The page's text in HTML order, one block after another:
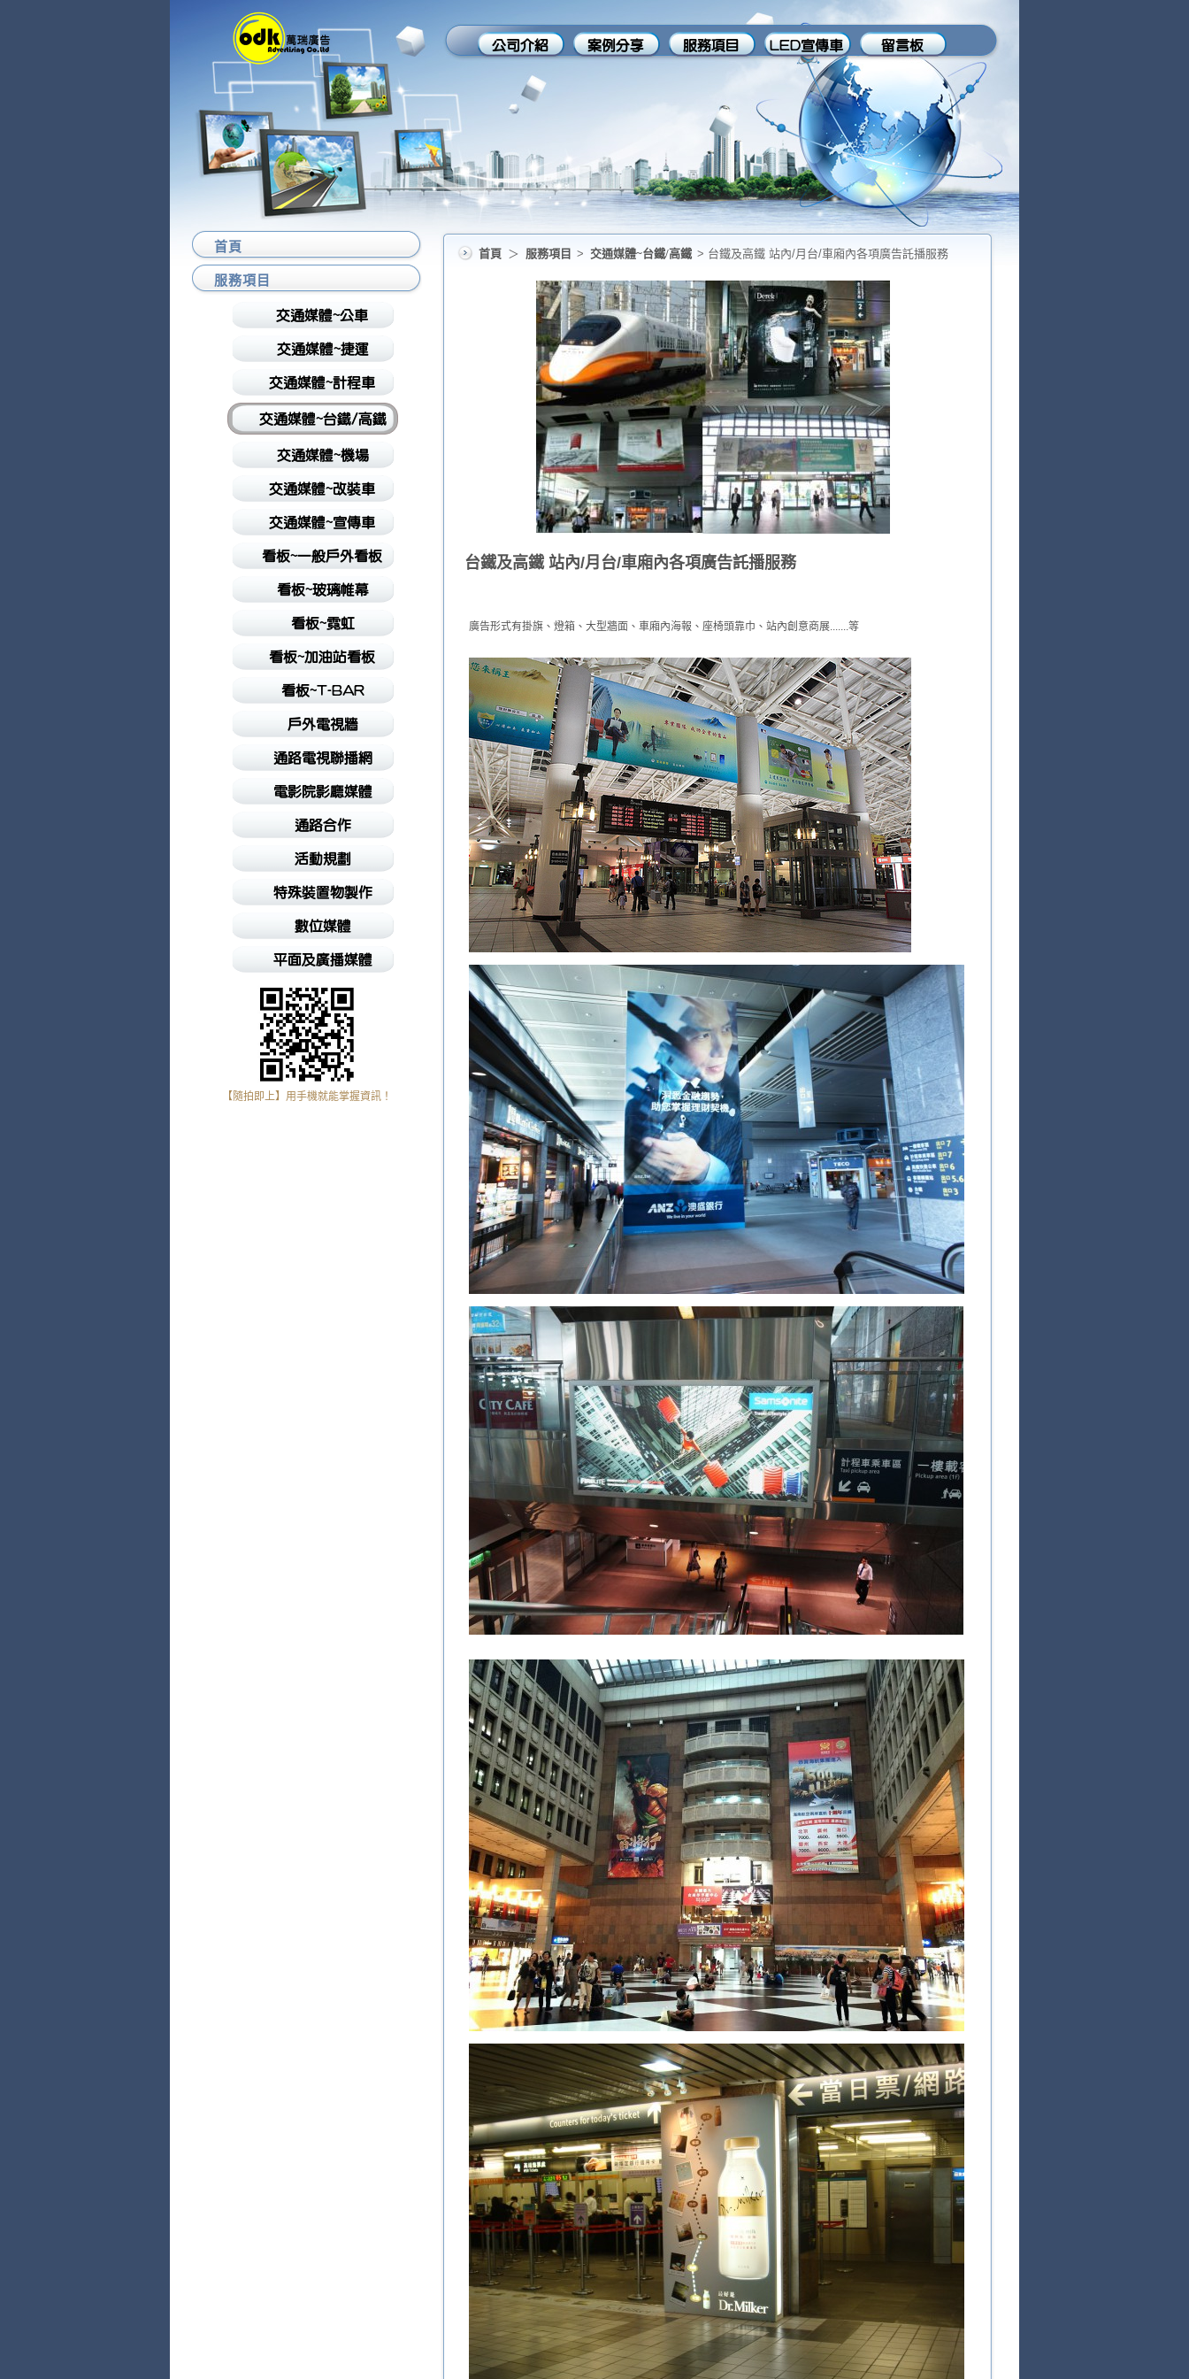
首頁 ＞ 服務項目 > 交通媒體~台鐵/高鐵 > 台鐵及高鐵 站內/月台/車廂內各項廣告託播服務
台鐵及高鐵 站內/月台/車廂內各項廣告託播服務
廣告形式有掛旗、燈箱、大型牆面、車廂內海報、座椅頭靠巾、站內創意商展.......等
首頁
服務項目
【隨拍即上】用手機就能掌握資訊！